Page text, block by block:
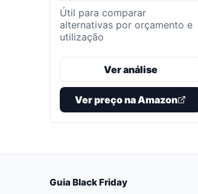
Útil para comparar
alternativas por orçamento e
utilização
Ver análise
Ver preço na Amazon
Guia Black Friday